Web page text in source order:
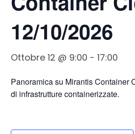
12/10/2026
Ottobre 12 @ 9:00 -17:00
Panoramica su Mirantis Container
di infrastrutture containerizzate.